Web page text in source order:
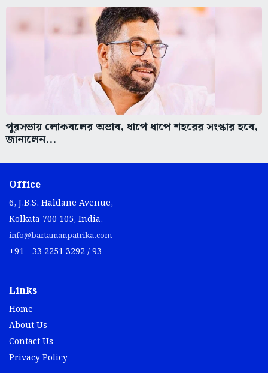
পুরসভায় লোকবলের অভাব, ধাপে ধাপে শহরের সংস্কার হবে,
জানালেন...
Office
6, J.B.S. Haldane Avenue,
Kolkata 700 105, India.
info@bartamanpatrika.com
+91 - 33 2251 3292 / 93
Links
Home
About Us
Contact Us
Privacy Policy